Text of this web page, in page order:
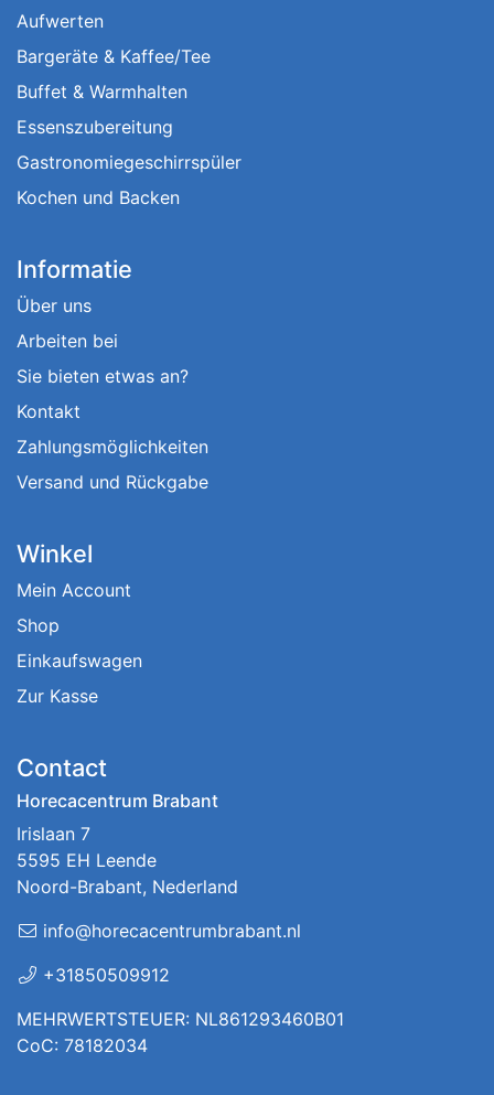
Aufwerten
Bargeräte & Kaffee/Tee
Buffet & Warmhalten
Essenszubereitung
Gastronomiegeschirrspüler
Kochen und Backen
Informatie
Über uns
Arbeiten bei
Sie bieten etwas an?
Kontakt
Zahlungsmöglichkeiten
Versand und Rückgabe
Winkel
Mein Account
Shop
Einkaufswagen
Zur Kasse
Contact
Horecacentrum Brabant
Irislaan 7
5595 EH Leende
Noord-Brabant, Nederland
info@horecacentrumbrabant.nl
+31850509912
MEHRWERTSTEUER: NL861293460B01
CoC: 78182034